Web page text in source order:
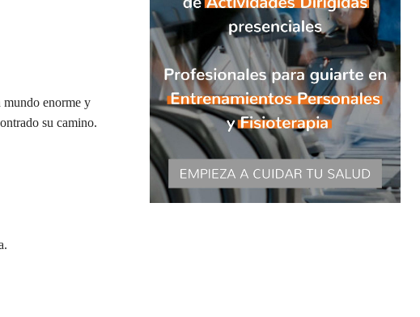
enorme y
su camino.